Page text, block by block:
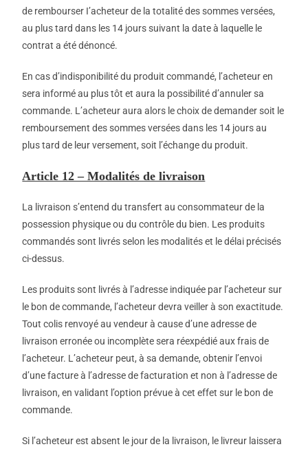
de rembourser I’acheteur de la totalité des sommes versées,
au plus tard dans les 14 jours suivant la date à laquelle le
contrat a été dénoncé.
En cas d’indisponibilité du produit commandé, l’acheteur en
sera informé au plus tôt et aura la possibilité d’annuler sa
commande. L’acheteur aura alors le choix de demander soit le
remboursement des sommes versées dans les 14 jours au
plus tard de leur versement, soit l’échange du produit.
Article 12 – Modalités de livraison
La livraison s’entend du transfert au consommateur de la
possession physique ou du contrôle du bien. Les produits
commandés sont livrés selon les modalités et le délai précisés
ci-dessus.
Les produits sont livrés à l’adresse indiquée par l’acheteur sur
le bon de commande, l’acheteur devra veiller à son exactitude.
Tout colis renvoyé au vendeur à cause d’une adresse de
livraison erronée ou incomplète sera réexpédié aux frais de
l’acheteur. L’acheteur peut, à sa demande, obtenir l’envoi
d’une facture à l’adresse de facturation et non à l’adresse de
livraison, en validant l’option prévue à cet effet sur le bon de
commande.
Si l’acheteur est absent le jour de la livraison, le livreur laissera